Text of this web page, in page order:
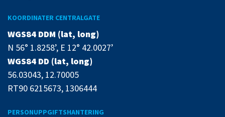
KOORDINATER CENTRALGATE
WGS84 DDM (lat, long)
N 56° 1.8258’, E 12° 42.0027’
WGS84 DD (lat, long)
56.03043, 12.70005
RT90 6215673, 1306444
PERSONUPPGIFTSHANTERING